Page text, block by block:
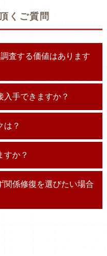
くご質問
査する価値はあります
入手できますか？
は？
すか？
関係修復を選びたい場合